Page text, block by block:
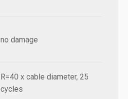
no damage
R=40 x cable diameter, 25
cycles